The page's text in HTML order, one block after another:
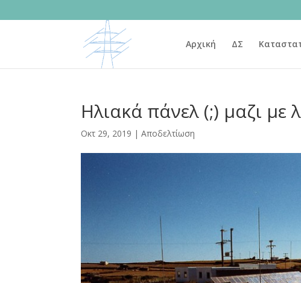
Αρχική ΔΣ
Ηλιακά πάνελ (;) μαζι με
Οκτ 29, 2019 |Αποδελτίωση